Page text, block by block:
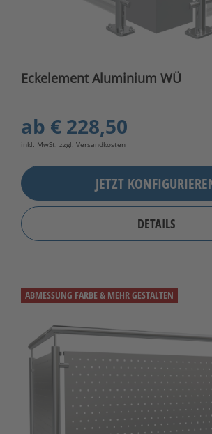
Eckelement Aluminium WÜ
ab € 228,50
inkl. MwSt. zzgl. Versandkosten
JETZT
DETAILS
ABMESSUNG FARBE & MEHR GESTALTEN